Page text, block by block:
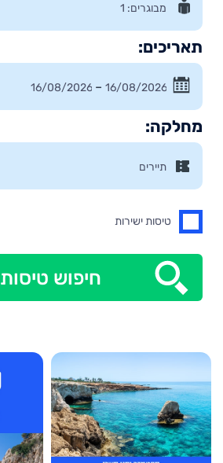
תאריכים:
–
מחלקה:
טיסות ישירות
חיפוש טיסות